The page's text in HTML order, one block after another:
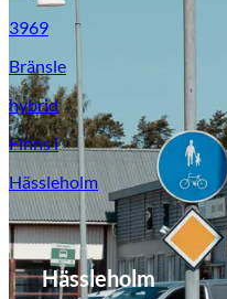
3969
Bränsle
hybrid
Finns i
Hässleholm
Hässleholm